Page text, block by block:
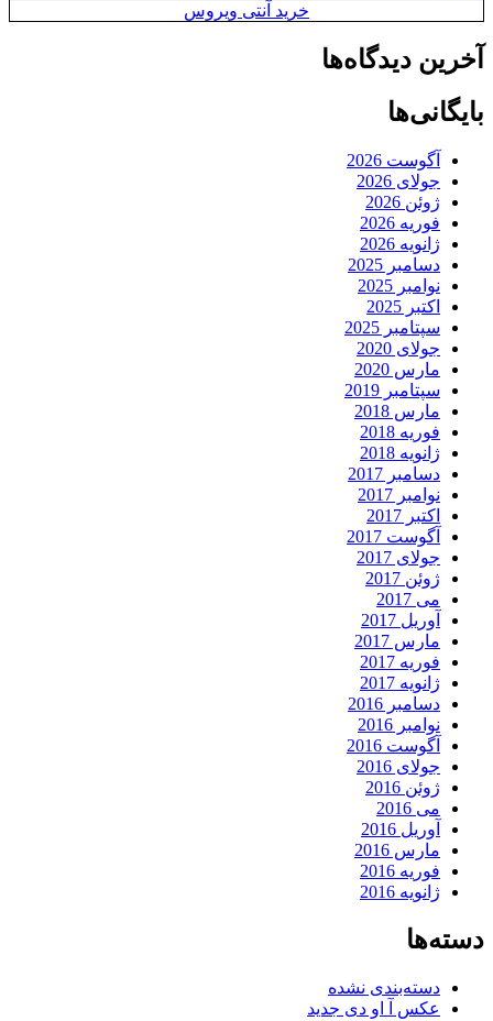
خرید آنتی ویروس
آخرین دیدگاه‌ها
بایگانی‌ها
آگوست 2026
جولای 2026
ژوئن 2026
فوریه 2026
ژانویه 2026
دسامبر 2025
نوامبر 2025
اکتبر 2025
سپتامبر 2025
جولای 2020
مارس 2020
سپتامبر 2019
مارس 2018
فوریه 2018
ژانویه 2018
دسامبر 2017
نوامبر 2017
اکتبر 2017
آگوست 2017
جولای 2017
ژوئن 2017
می 2017
آوریل 2017
مارس 2017
فوریه 2017
ژانویه 2017
دسامبر 2016
نوامبر 2016
آگوست 2016
جولای 2016
ژوئن 2016
می 2016
آوریل 2016
مارس 2016
فوریه 2016
ژانویه 2016
دسته‌ها
دسته‌بندی نشده
عکس آ او دی جدید